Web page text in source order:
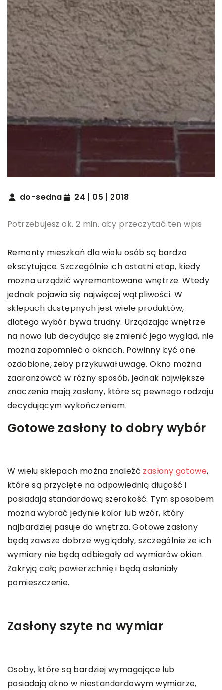
do-sedna 24 | 05 | 2018
Potrzebujesz ok. 2 min. aby przeczytać ten wpis
Remonty mieszkań dla wielu osób są bardzo
ekscytujące. Szczególnie ich ostatni etap, kiedy
można urządzić wyremontowane wnętrze. Wtedy
jednak pojawia się najwięcej wątpliwości. W
sklepach dostępnych jest wiele produktów,
dlatego wybór bywa trudny. Urządzając wnętrze
na nowo lub decydując się zmienić jego wygląd, nie
można zapomnieć o oknach. Powinny być one
ozdobione, żeby przykuwał uwagę. Okno można
zaaranżować w różny sposób, jednak największe
znaczenia mają zasłony, które są pewnego rodzaju
decydującym wykończeniem.
Gotowe zasłony to dobry wybór
W wielu sklepach można znaleźć zasłony gotowe,
które są przycięte na odpowiednią długość i
posiadają standardową szerokość. Tym sposobem
można wybrać jedynie kolor lub wzór, który
najbardziej pasuje do wnętrza. Gotowe zasłony
będą zawsze dobrze wyglądały, szczególnie że ich
wymiary nie będą odbiegały od wymiarów okien.
Zakryją całą powierzchnię i będą osłaniały
pomieszczenie.
Zasłony szyte na wymiar
Osoby, które są bardziej wymagające lub
posiadają okno w niestandardowym wymiarze,